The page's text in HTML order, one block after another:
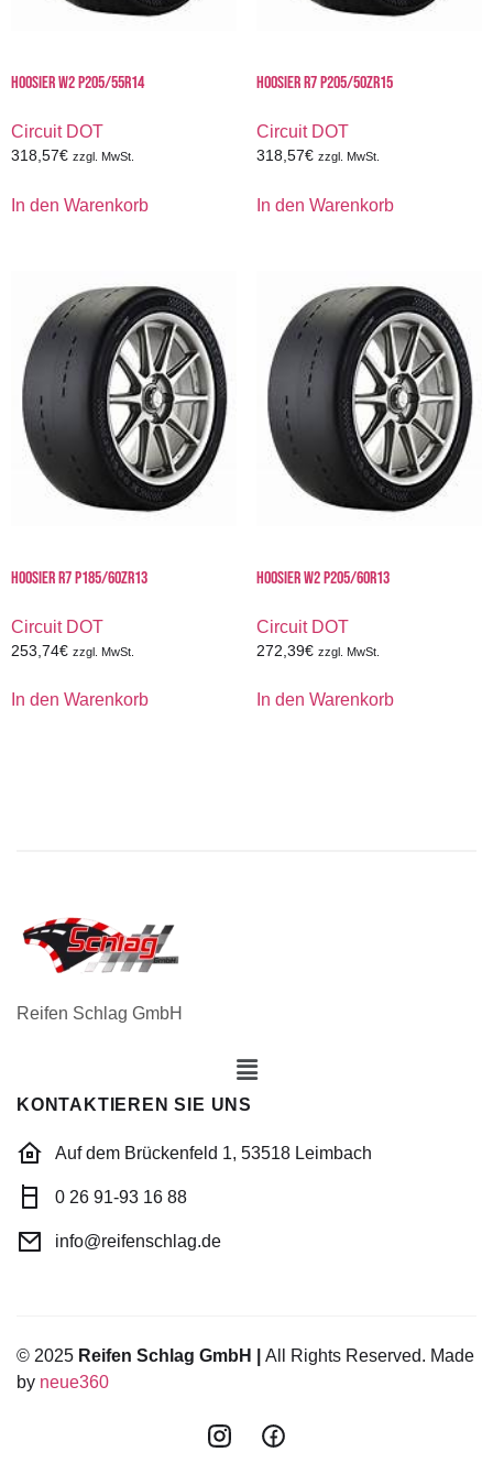
HOOSIER W2 P205/55R14
Circuit DOT
318,57€ zzgl. MwSt.
In den Warenkorb
HOOSIER R7 P205/50ZR15
Circuit DOT
318,57€ zzgl. MwSt.
In den Warenkorb
HOOSIER R7 P185/60ZR13
Circuit DOT
253,74€ zzgl. MwSt.
In den Warenkorb
HOOSIER W2 P205/60R13
Circuit DOT
272,39€ zzgl. MwSt.
In den Warenkorb
Reifen Schlag GmbH
KONTAKTIEREN SIE UNS
Auf dem Brückenfeld 1, 53518 Leimbach
0 26 91-93 16 88
info@reifenschlag.de
© 2025 Reifen Schlag GmbH | All Rights Reserved. Made
by neue360